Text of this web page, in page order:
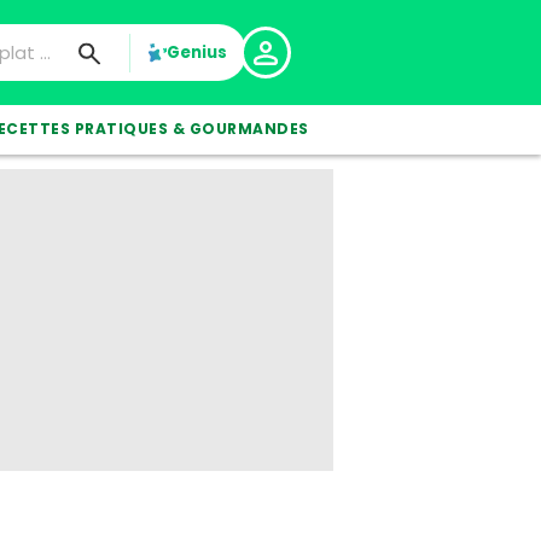
Genius
PRATIQUES & GOURMANDES